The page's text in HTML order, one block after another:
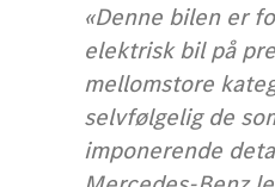
«Denne bilen er
elektrisk bil på
mellomstore
selvfølgelig de
imponerende